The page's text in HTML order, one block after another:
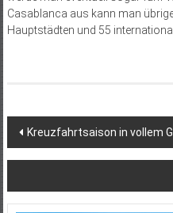
Casablanca aus kann man
Hauptstädten und 55
Kreuzfahrtsaison in vollem